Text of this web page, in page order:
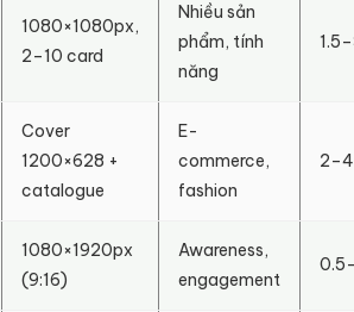
1080×1080px,
2–10 card
Nhiều sản
phẩm, tính
năng
Cover
1200×628 +
catalogue
E-
commerce,
fashion
1080×1920px
(9:16)
Awareness,
engagement